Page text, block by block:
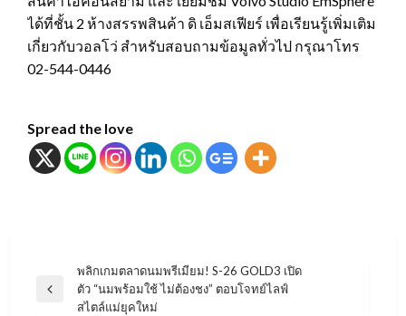
ได้ที่ชั้น 2 ห้างสรรพสินค้า ดิ เอ็มสเฟียร์ เพื่อเรียนรู้เพิ่มเติม
เกี่ยวกับวอลโว่ สำหรับสอบถามข้อมูลทั่วไป กรุณาโทร
02-544-0446
Spread the love
แนะแนว
เรื่อง
Previous
พลิกเกมตลาดนมพรีเมียม! S-26 GOLD3 เปิด
ตัว “นมพร้อมใช้ ไม่ต้องชง” ตอบโจทย์ไลฟ์
สไตล์แม่ยุคใหม่